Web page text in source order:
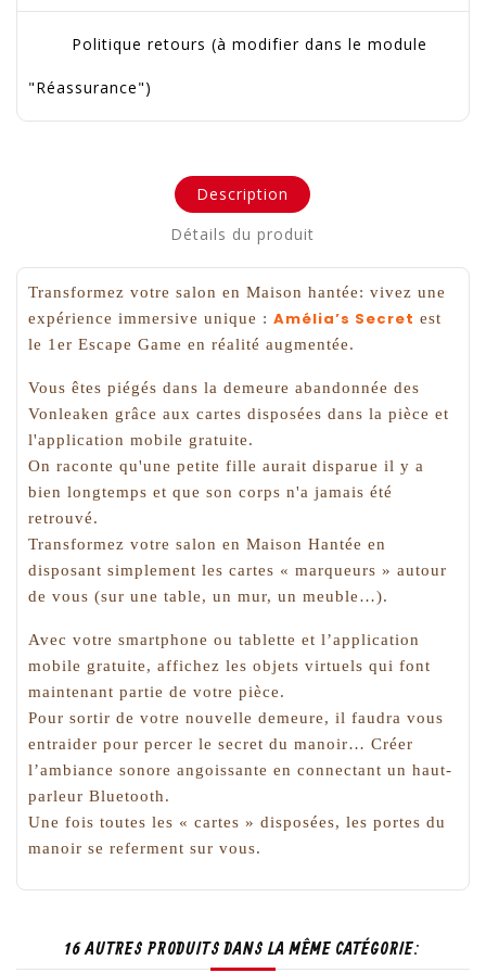
Politique retours (à modifier dans le module
"Réassurance")
Description
Détails du produit
Transformez votre salon en Maison hantée: vivez une
expérience immersive unique : Amélia’s Secret est
le 1er Escape Game en réalité augmentée.
Vous êtes piégés dans la demeure abandonnée des
Vonleaken grâce aux cartes disposées dans la pièce et
l'application mobile gratuite.
On raconte qu'une petite fille aurait disparue il y a
bien longtemps et que son corps n'a jamais été
retrouvé.
Transformez votre salon en Maison Hantée en
disposant simplement les cartes « marqueurs » autour
de vous (sur une table, un mur, un meuble…).
Avec votre smartphone ou tablette et l’application
mobile gratuite, affichez les objets virtuels qui font
maintenant partie de votre pièce.
Pour sortir de votre nouvelle demeure, il faudra vous
entraider pour percer le secret du manoir… Créer
l’ambiance sonore angoissante en connectant un haut-
parleur Bluetooth.
Une fois toutes les « cartes » disposées, les portes du
manoir se referment sur vous.
16 AUTRES PRODUITS DANS LA MÊME CATÉGORIE: